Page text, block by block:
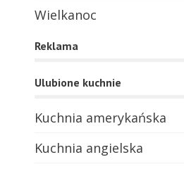
Wielkanoc
Reklama
Ulubione kuchnie
Kuchnia amerykańska
Kuchnia angielska